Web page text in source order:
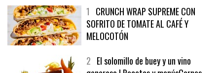
1CRUNCH WRAP SUPREME CON
SOFRITO DE TOMATE AL CAFÉ Y
MELOCOTÓN